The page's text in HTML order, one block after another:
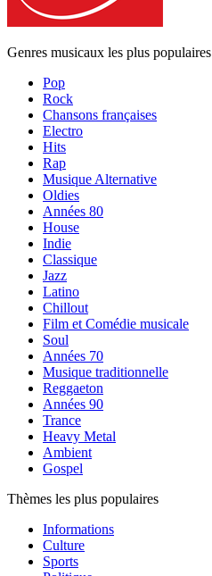
Genres musicaux les plus populaires
Pop
Rock
Chansons françaises
Electro
Hits
Rap
Musique Alternative
Oldies
Années 80
House
Indie
Classique
Jazz
Latino
Chillout
Film et Comédie musicale
Soul
Années 70
Musique traditionnelle
Reggaeton
Années 90
Trance
Heavy Metal
Ambient
Gospel
Thèmes les plus populaires
Informations
Culture
Sports